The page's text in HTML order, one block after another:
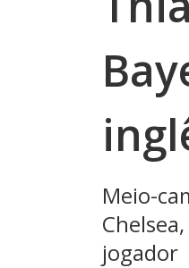
Meio-
jogador